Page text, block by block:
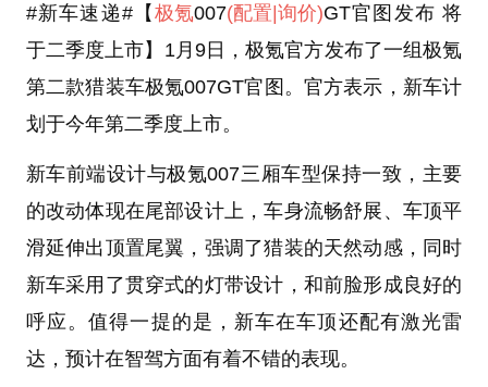
#新车速递#【极氪007(配置|询价)GT官图发布 将
于二季度上市】1月9日，极氪官方发布了一组极氪
第二款猎装车极氪007GT官图。官方表示，新车计
划于今年第二季度上市。
新车前端设计与极氪007三厢车型保持一致，主要
的改动体现在尾部设计上，车身流畅舒展、车顶平
滑延伸出顶置尾翼，强调了猎装的天然动感，同时
新车采用了贯穿式的灯带设计，和前脸形成良好的
呼应。值得一提的是，新车在车顶还配有激光雷
达，预计在智驾方面有着不错的表现。